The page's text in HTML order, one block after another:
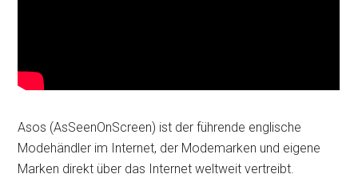
Asos (AsSeenOnScreen) ist der führende englische
Modehändler im Internet, der Modemarken und eigene
Marken direkt über das Internet weltweit vertreibt.